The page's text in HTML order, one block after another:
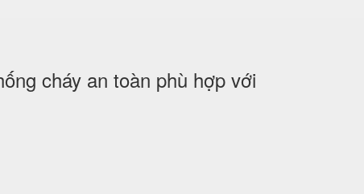
cháy an toàn phù hợp với